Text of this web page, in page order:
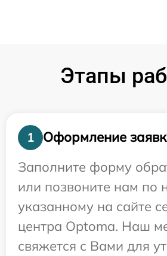
Этапы
1
Оформление
Заполните форму
или позвоните нам по
указанному на сайте
центра Optoma. Наш
свяжется с Вами для